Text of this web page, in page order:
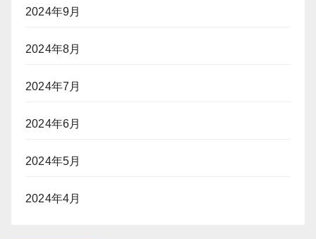
2024年9月
2024年8月
2024年7月
2024年6月
2024年5月
2024年4月